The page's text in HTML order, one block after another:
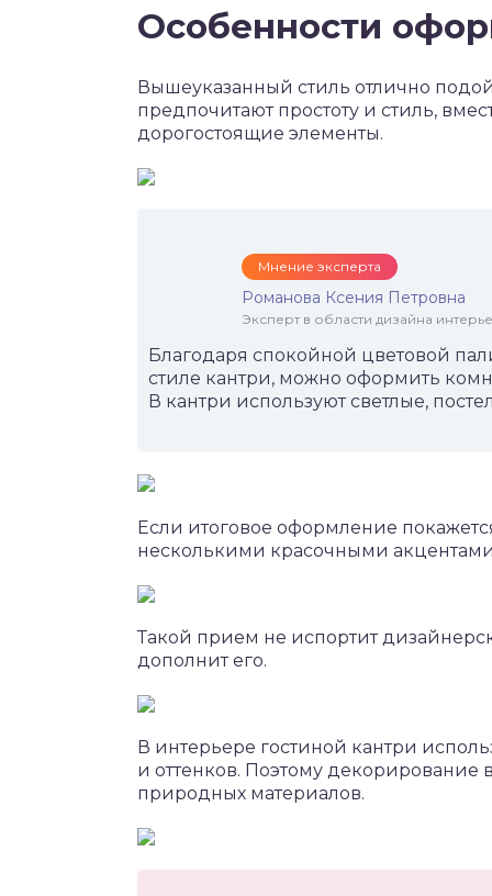
Особенности
Вышеуказанный стиль отлично
предпочитают простоту и стиль,
дорогостоящие элементы.
Мнение эксперта
Романова Ксения Петровна
Эксперт в области дизайна
Благодаря спокойной цветовой
стиле кантри, можно оформить
В кантри используют светлые,
Если итоговое оформление
несколькими красочными
Такой прием не испортит
дополнит его.
В интерьере гостиной кантри
и оттенков. Поэтому декорирование
природных материалов.